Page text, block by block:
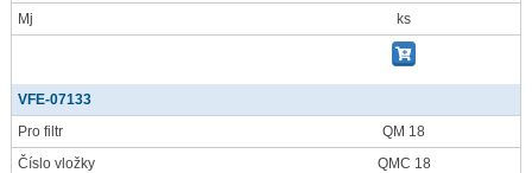
Mj
ks
VFE-07133
Pro filtr
QM 18
Číslo vložky
QMC 18